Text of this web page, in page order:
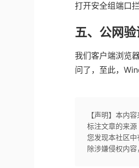
打开安全组端口
五、公网验
我们客户端浏览
问了，至此，
【声明】本内
标注文章的来
您发现本社区
除涉嫌侵权内